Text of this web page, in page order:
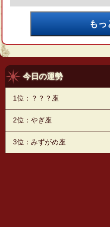
今日の運勢
1位：？？？座
2位：やぎ座
3位：みずがめ座